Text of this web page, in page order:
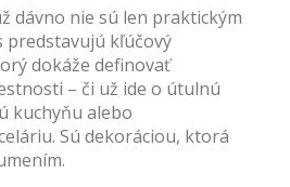
dávno nie sú len praktickým
predstavujú kľúčový
dokáže definovať
– či už ide o útulnú
kuchyňu alebo
Sú dekoráciou, ktorá